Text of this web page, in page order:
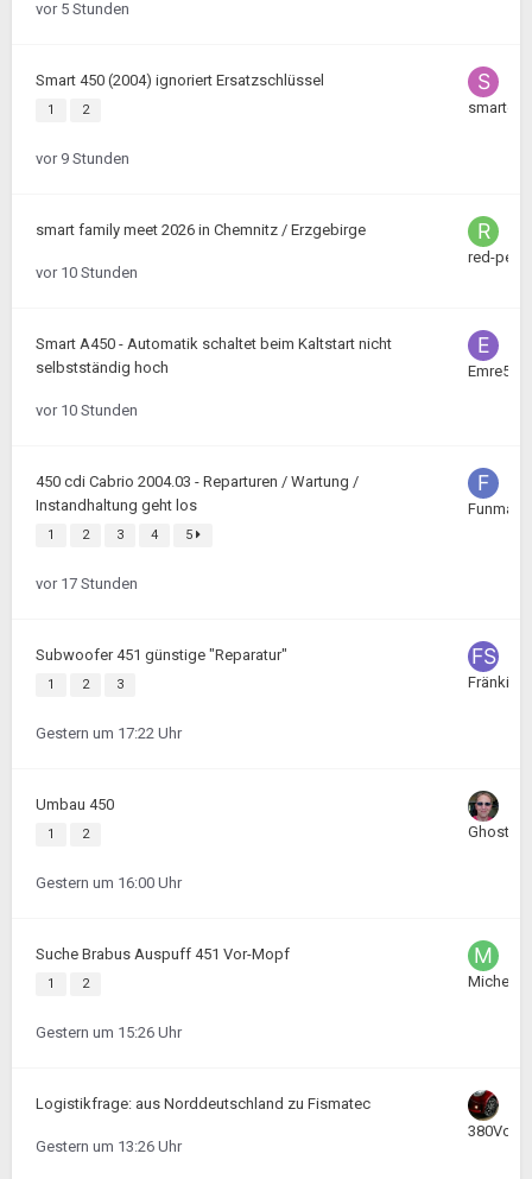
vor 5 Stunden
Smart 450 (2004) ignoriert Ersatzschlüssel
1 2
vor 9 Stunden
smart family meet 2026 in Chemnitz / Erzgebirge
vor 10 Stunden
red-peter
Smart A450 - Automatik schaltet beim Kaltstart nicht
selbstständig hoch
vor 10 Stunden
Emre57
450 cdi Cabrio 2004.03 - Reparturen / Wartung /
Instandhaltung geht los
1 2 3 4 5
vor 17 Stunden
Funman
Subwoofer 451 günstige "Reparatur"
1 2 3
Gestern um 17:22 Uhr
Umbau 450
1 2
Gestern um 16:00 Uhr
Suche Brabus Auspuff 451 Vor-Mopf
1 2
Gestern um 15:26 Uhr
Michel 0
Logistikfrage: aus Norddeutschland zu Fismatec
Gestern um 13:26 Uhr
380Volt